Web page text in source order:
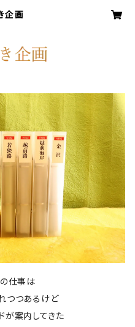
企画
仕事は
つつあるけど
が案内してきた